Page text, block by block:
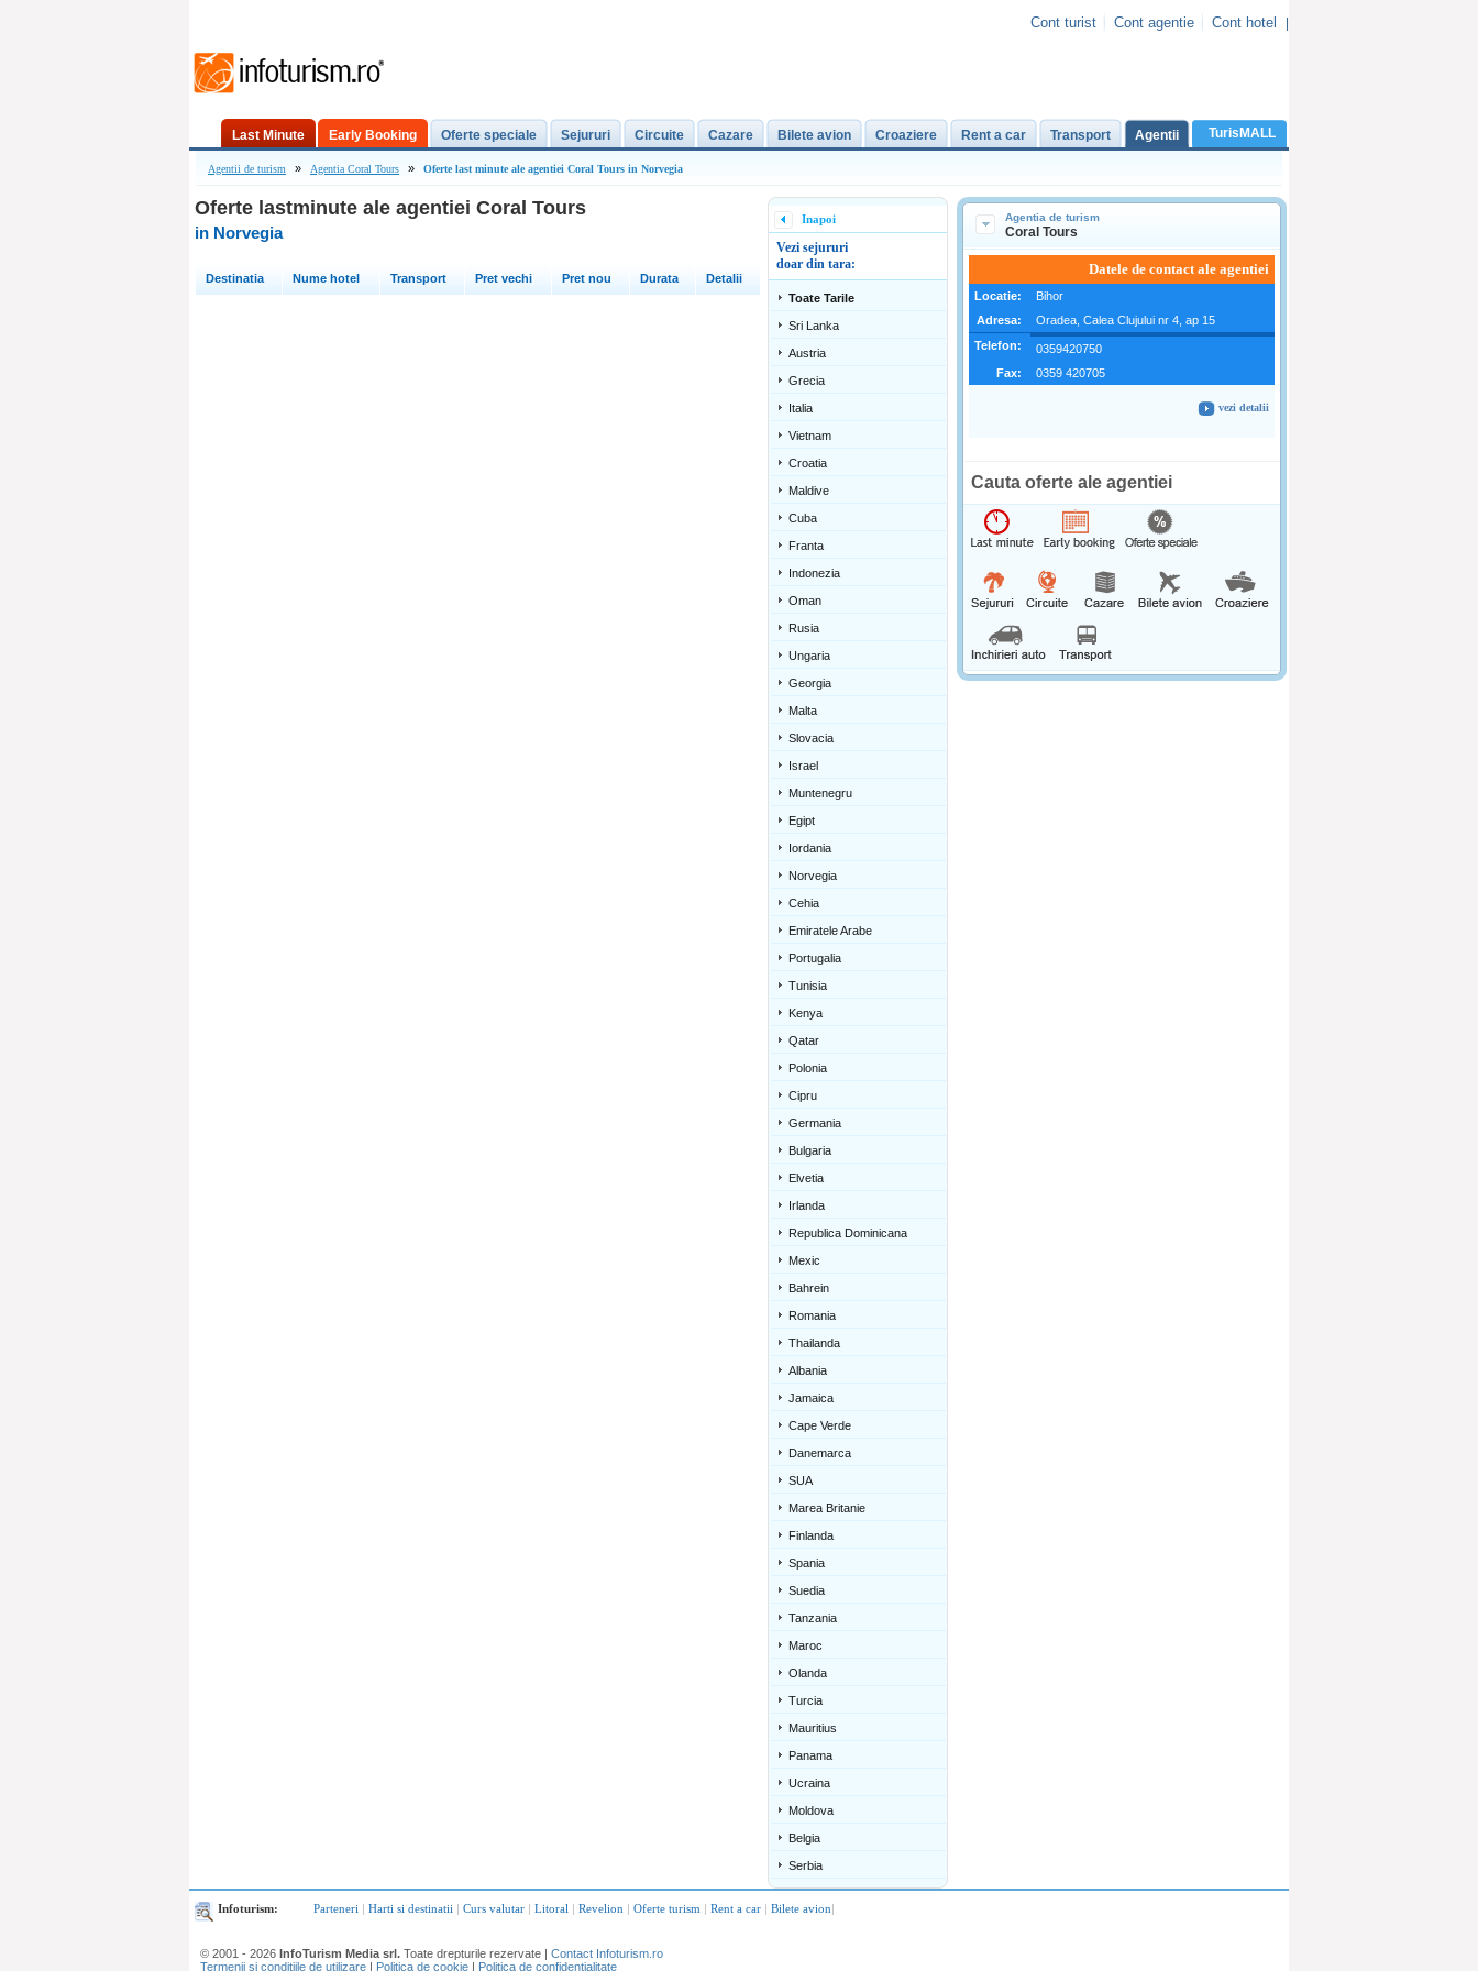
Cont turist Cont agentie Cont hotel
Last Minute Early Booking Oferte speciale Sejururi Circuite Cazare Bilete avion Croaziere Rent a car Transport Agentii TurisMALL
Agentii de turism » Agentia Coral Tours » Oferte last minute ale agentiei Coral Tours in Norvegia
Oferte lastminute ale agentiei Coral Tours
in Norvegia
Destinatia Nume hotel Transport Pret vechi Pret nou Durata Detalii
Inapoi
Vezi sejururi
doar din tara:
Toate Tarile
Sri Lanka
Austria
Grecia
Italia
Vietnam
Croatia
Maldive
Cuba
Franta
Indonezia
Oman
Rusia
Ungaria
Georgia
Malta
Slovacia
Israel
Muntenegru
Egipt
Iordania
Norvegia
Cehia
Emiratele Arabe
Portugalia
Tunisia
Kenya
Qatar
Polonia
Cipru
Germania
Bulgaria
Elvetia
Irlanda
Republica Dominicana
Mexic
Bahrein
Romania
Thailanda
Albania
Jamaica
Cape Verde
Danemarca
SUA
Marea Britanie
Finlanda
Spania
Suedia
Tanzania
Maroc
Olanda
Turcia
Mauritius
Panama
Ucraina
Moldova
Belgia
Serbia
Agentia de turism
Coral Tours
Datele de contact ale agentiei
Locatie:
Bihor
Adresa:
Oradea, Calea Clujului nr 4, ap 15
Telefon:
0359420750
Fax:
0359 420705
vezi detalii
Cauta oferte ale agentiei
Infoturism: Parteneri | Harti si destinatii | Curs valutar | Litoral | Revelion | Oferte turism | Rent a car | Bilete avion|
© 2001 - 2026 InfoTurism Media srl. Toate drepturile rezervate | Contact Infoturism.ro
Termenii si conditiile de utilizare | Politica de cookie | Politica de confidentialitate